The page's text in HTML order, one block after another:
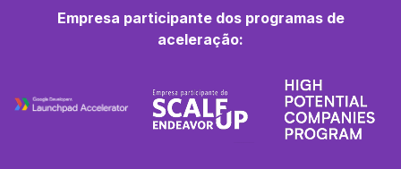
Empresa participante dos programas de
aceleração: